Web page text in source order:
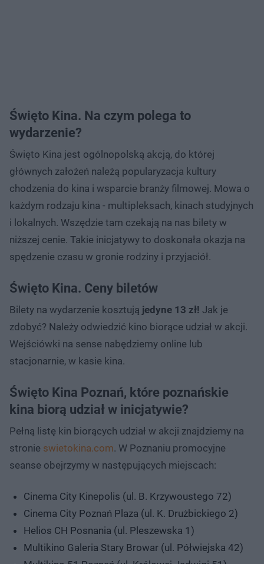
Święto Kina. Na czym polega to
wydarzenie?
Święto Kina jest ogólnopolską akcją, do której
głównych założeń należą popularyzacja kultury
chodzenia do kina i wsparcie branży filmowej. Mowa o
każdym rodzaju kina - multipleksach, kinach studyjnych
i lokalnych. Wszędzie tam czekają na nas bilety w
niższej cenie. Takie inicjatywy to doskonała okazja na
spędzenie czasu w gronie rodziny i przyjaciół.
Święto Kina. Ceny biletów
Bilety na wydarzenie kosztują jedyne 13 zł! Jak je
zdobyć? Należy odwiedzić kino biorące udział w akcji.
Wejściówki na sense nabędziemy online lub
stacjonarnie, w kasie kina.
Święto Kina Poznań, które poznańskie
kina biorą udział w inicjatywie?
Pełną listę kin biorących udział w akcji znajdziemy na
stronie swietokina.com. W Poznaniu promocyjne
seanse obejrzymy w następujących miejscach:
Cinema City Kinepolis (ul. B. Krzywoustego 72)
Cinema City Poznań Plaza (ul. K. Drużbickiego 2)
Helios CH Posnania (ul. Pleszewska 1)
Multikino Galeria Stary Browar (ul. Półwiejska 42)